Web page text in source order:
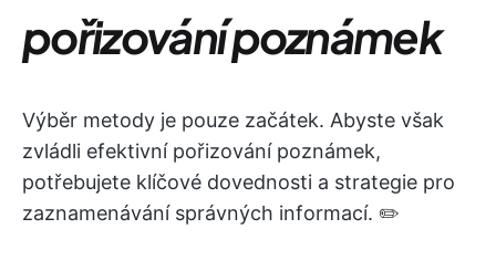
pořizování poznámek
Výběr metody je pouze začátek. Abyste však
zvládli efektivní pořizování poznámek,
potřebujete klíčové dovednosti a strategie pro
zaznamenávání správných informací. ✏️